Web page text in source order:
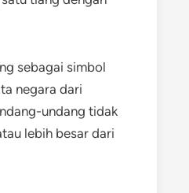
sebagai simbol
negara dari
undang tidak
lebih besar dari